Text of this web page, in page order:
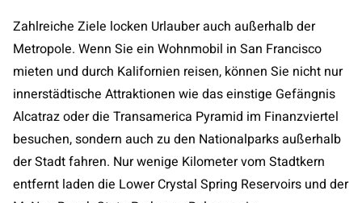
Zahlreiche Ziele locken Urlauber auch außerhalb der
Metropole. Wenn Sie ein Wohnmobil in San Francisco
mieten und durch Kalifornien reisen, können Sie nicht nur
innerstädtische Attraktionen wie das einstige Gefängnis
Alcatraz oder die Transamerica Pyramid im Finanzviertel
besuchen, sondern auch zu den Nationalparks außerhalb
der Stadt fahren. Nur wenige Kilometer vom Stadtkern
entfernt laden die Lower Crystal Spring Reservoirs und der